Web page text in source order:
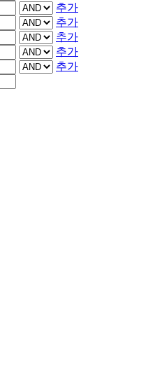
추가
추가
추가
추가
추가